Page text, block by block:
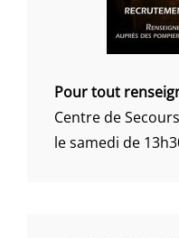
Pour tout
Centre de
le samedi de